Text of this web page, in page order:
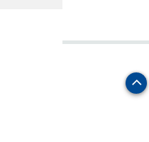
Subir